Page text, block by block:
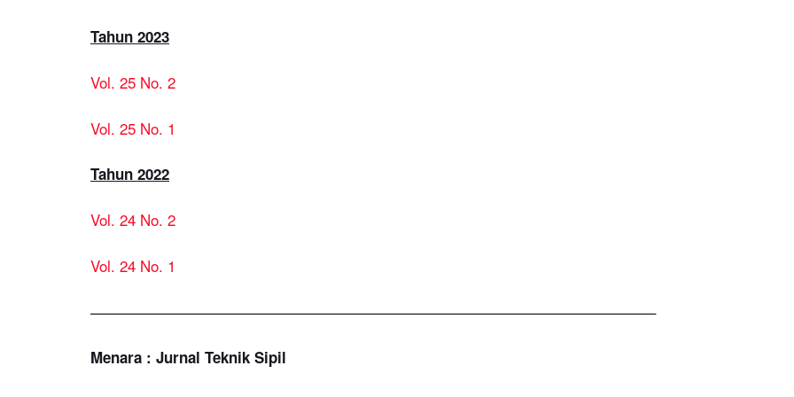
Tahun 2023
Vol. 25 No. 2
Vol. 25 No. 1
Tahun 2022
Vol. 24 No. 2
Vol. 24 No. 1
—————————————————————————————————————–
Menara : Jurnal Teknik Sipil